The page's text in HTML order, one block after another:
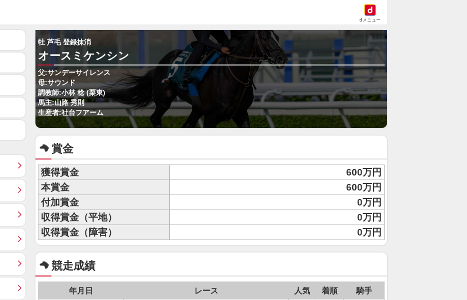
dメニュー
牡 芦毛 登録抹消
オースミケンシン
父:サンデーサイレンス
母:サウンド
調教師:小林 稔 (栗東)
馬主:山路 秀則
生産者:社台フアーム
賞金
獲得賞金
600万円
本賞金
600万円
付加賞金
0万円
収得賞金（平地）
0万円
収得賞金（障害）
0万円
競走成績
年月日 レース 人気 着順 騎手